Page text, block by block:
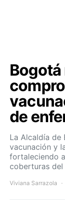
de
La Alcaldía
vacunación y
fortaleciendo
coberturas del
Viviana Sarrazola